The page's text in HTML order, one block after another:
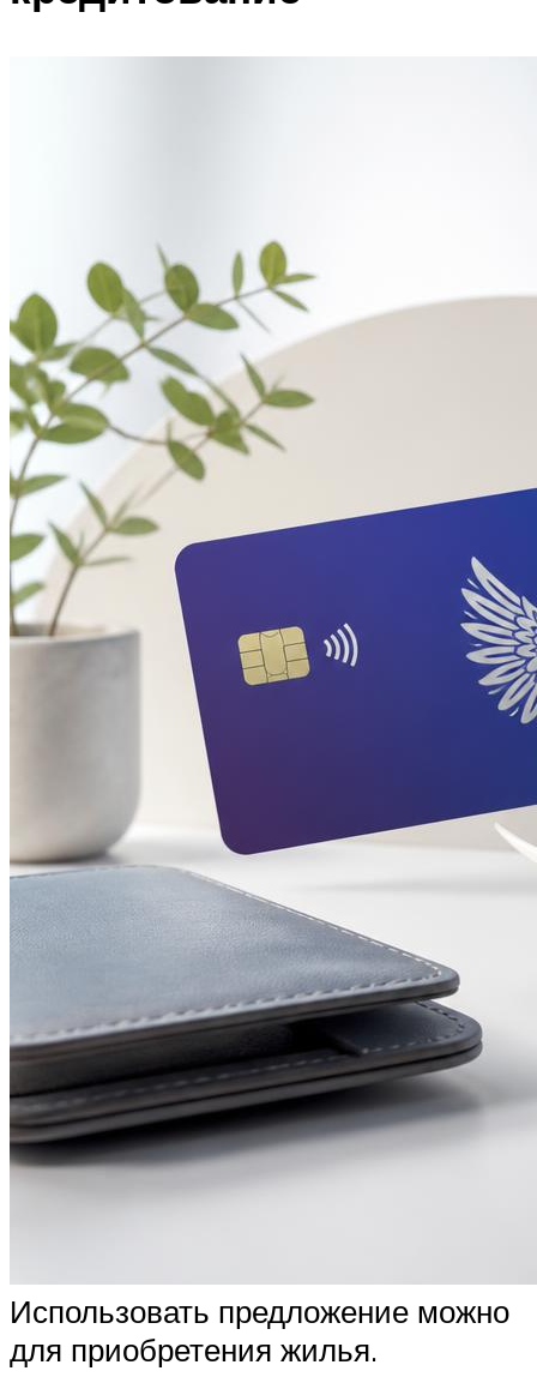
Использовать предложение можно
для приобретения жилья.